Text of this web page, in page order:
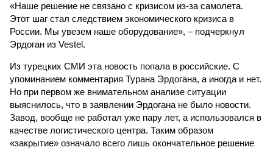
«Наше решение не связано с кризисом из-за самолета.
Этот шаг стал следствием экономического кризиса в
России. Мы увезем наше оборудование», – подчеркнул
Эрдоган из Vestel.
Из турецких СМИ эта новость попала в российские. С
упоминанием комментария Турана Эрдогана, а иногда и нет.
Но при первом же внимательном анализе ситуации
выяснилось, что в заявлении Эрдогана не было новости.
Завод, вообще не работал уже пару лет, а использовался в
качестве логистического центра. Таким образом
«закрытие» означало всего лишь окончательное решение